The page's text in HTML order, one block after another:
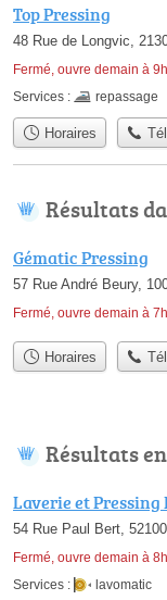
Top Pressing
48 Rue de Longvic,
Fermé, ouvre demain à 9h
Services : repassage
Horaires
Résultats
Gématic Pressing
57 Rue André Beury,
Fermé, ouvre demain à
Horaires
Résultats
Laverie et Pressing
54 Rue Paul Bert,
Fermé, ouvre demain à
Services : lavomatic